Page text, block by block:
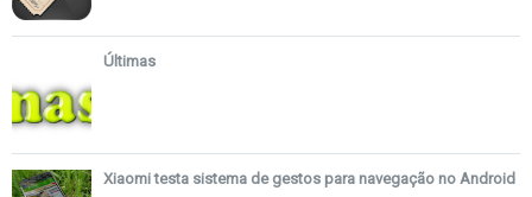
Últimas
Xiaomi testa sistema de gestos para navegação no Android